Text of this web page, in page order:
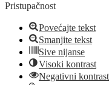
Pristupačnost
Povećajte tekst
Smanjite tekst
Sive nijanse
Visoki kontrast
Negativni kontrast